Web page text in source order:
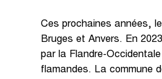
Ces prochaines années,
Bruges et Anvers. En
par la Flandre-
flamandes. La commune